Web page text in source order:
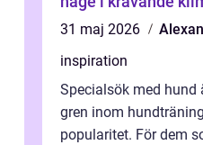
31 maj 2026
inspiration
Specialsök med hund
gren inom
popularitet. För dem